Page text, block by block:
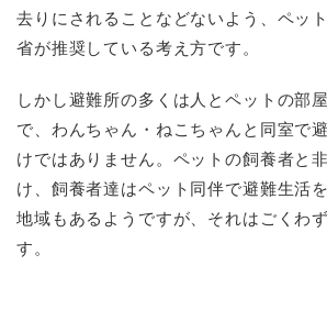
去りにされることなどないよう、ペッ
省が推奨している考え方です。
しかし避難所の多くは人とペットの部
で、わんちゃん・ねこちゃんと同室で
けではありません。ペットの飼養者と
け、飼養者達はペット同伴で避難生活
地域もあるようですが、それはごくわ
す。